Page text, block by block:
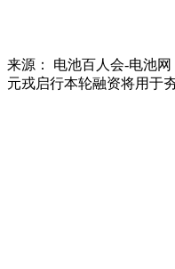
来源： 电池百人会-电池网
元戎启行本轮融资将用于